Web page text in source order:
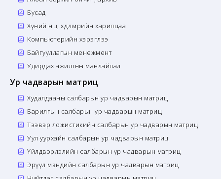
Бусад
Хүний нөөц, хөдөлмөрийн харилцаа
Компьютерийн хэрэглээ
Байгууллагын менежмент
Удирдах ажилтны манлайлал
Ур чадварын матриц
Худалдааны салбарын ур чадварын матриц
Барилгын салбарын ур чадварын матриц
Тээвэр ложистикийн салбарын ур чадварын матриц
Уул уурхайн салбарын ур чадварын матриц
Үйлдвэрлэлийн салбарын ур чадварын матриц
Эрүүл мэндийн салбарын ур чадварын матриц